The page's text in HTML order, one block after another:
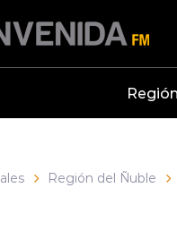
al contenido
Región del Ñuble